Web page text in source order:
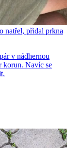
natřel, přidal prkna
v nádhernou
korun. Navíc se